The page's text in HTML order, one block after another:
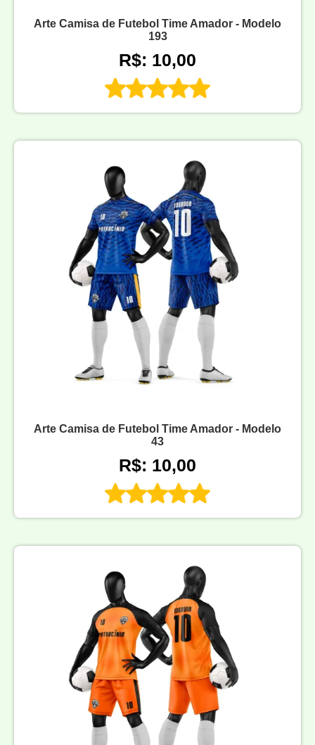
Arte Camisa de Futebol Time Amador - Modelo
193
R$: 10,00
Arte Camisa de Futebol Time Amador - Modelo
43
R$: 10,00